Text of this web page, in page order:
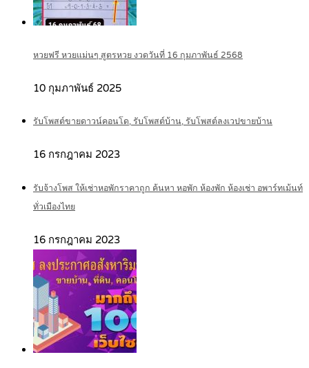
หวยฟรี หวยแม่นๆ สูตรหวย งวดวันที่ 16 กุมภาพันธ์ 2568
10 กุมภาพันธ์ 2025
รับโพสต์ขายดาวน์คอนโด, รับโพสต์บ้าน, รับโพสต์ลงเวปขายบ้าน
16 กรกฎาคม 2023
รับจ้างโพส ให้เช่าหอพักราคาถูก ค้นหา หอพัก ห้องพัก ห้องเช่า อพาร์ทเม้นท์
ทั่วเมืองไทย
16 กรกฎาคม 2023